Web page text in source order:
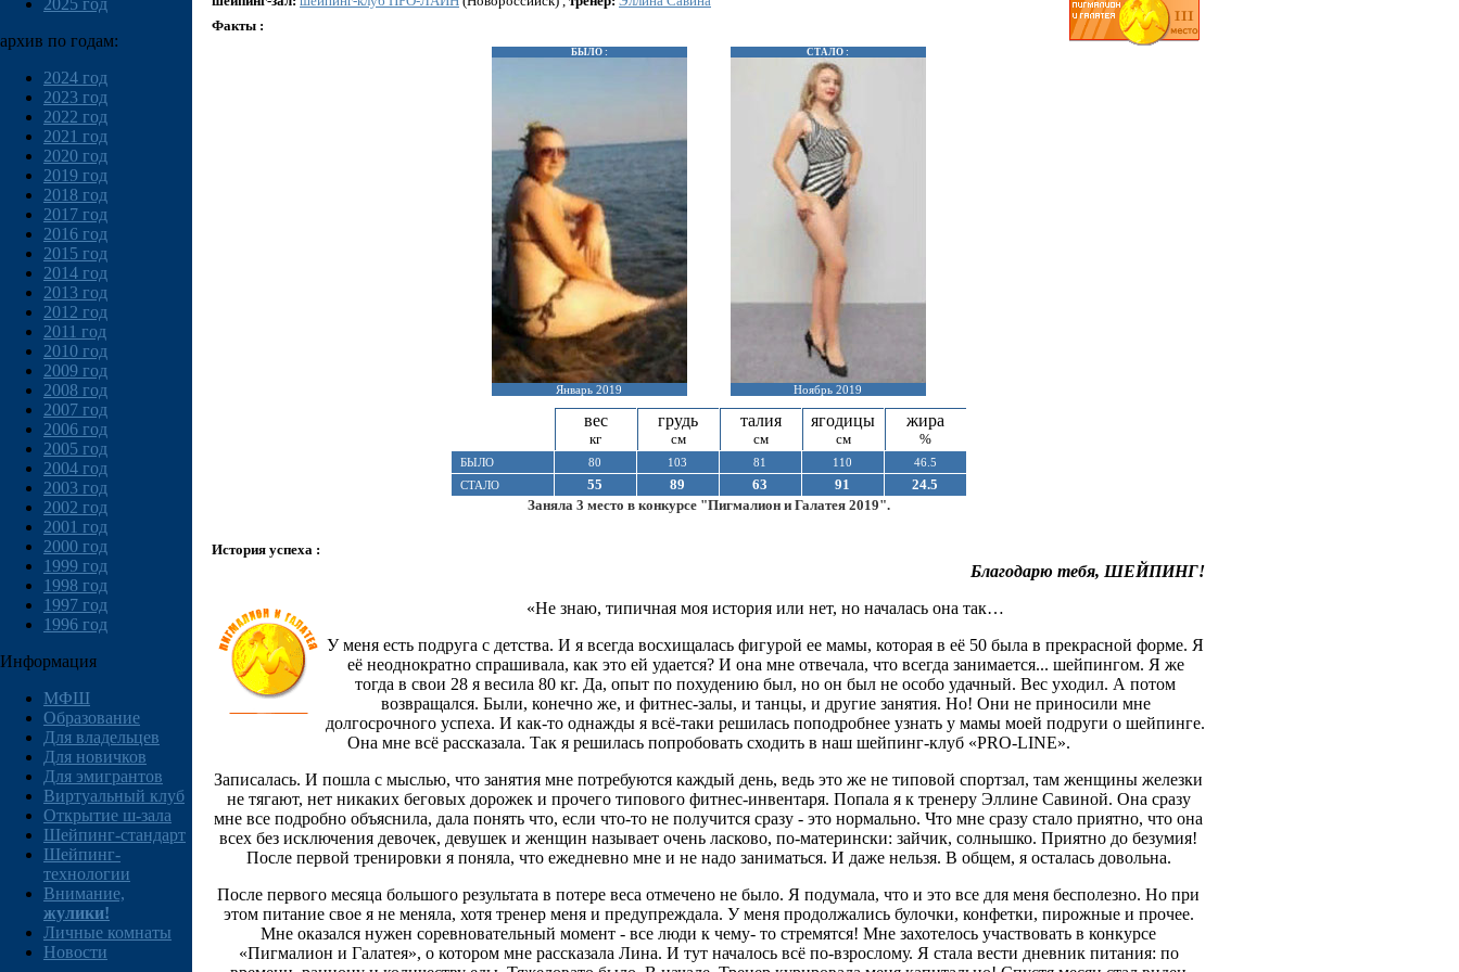
2025 год
архив по годам:
2024 год
2023 год
2022 год
2021 год
2020 год
2019 год
2018 год
2017 год
2016 год
2015 год
2014 год
2013 год
2012 год
2011 год
2010 год
2009 год
2008 год
2007 год
2006 год
2005 год
2004 год
2003 год
2002 год
2001 год
2000 год
1999 год
1998 год
1997 год
1996 год
Информация
МФШ
Образование
Для владельцев
Для новичков
Для эмигрантов
Виртуальный клуб
Открытие ш-зала
Шейпинг-стандарт
Шейпинг-
технологии
Внимание,
жулики!
Личные комнаты
Новости
Факты :
БЫЛО :
Январь 2019
СТАЛО :
Ноябрь 2019
вес
кг
грудь
см
талия
см
ягодицы
см
жира
%
БЫЛО 80 103 81 110
46.5
СТАЛО
55 89 63 91
24.5
Заняла 3 место в конкурсе "Пигмалион и Галатея 2019".
История успеха :
Благодарю тебя, ШЕЙПИНГ!
«Не знаю, типичная моя история или нет, но началась она так…
У меня есть подруга с детства. И я всегда восхищалась фигурой ее мамы, которая в её 50 была в прекрасной форме. Я
её неоднократно спрашивала, как это ей удается? И она мне отвечала, что всегда занимается... шейпингом. Я же
тогда в свои 28 я весила 80 кг. Да, опыт по похудению был, но он был не особо удачный. Вес уходил. А потом
возвращался. Были, конечно же, и фитнес-залы, и танцы, и другие занятия. Но! Они не приносили мне
долгосрочного успеха. И как-то однажды я всё-таки решилась поподробнее узнать у мамы моей подруги о шейпинге.
Она мне всё рассказала. Так я решилась попробовать сходить в наш шейпинг-клуб «PRO-LINE».
Записалась. И пошла с мыслью, что занятия мне потребуются каждый день, ведь это же не типовой спортзал, там женщины железки
не тягают, нет никаких беговых дорожек и прочего типового фитнес-инвентаря. Попала я к тренеру Эллине Савиной. Она сразу
мне все подробно объяснила, дала понять что, если что-то не получится сразу - это нормально. Что мне сразу стало приятно, что она
всех без исключения девочек, девушек и женщин называет очень ласково, по-матерински: зайчик, солнышко. Приятно до безумия!
После первой тренировки я поняла, что ежедневно мне и не надо заниматься. И даже нельзя. В общем, я осталась довольна.
После первого месяца большого результата в потере веса отмечено не было. Я подумала, что и это все для меня бесполезно. Но при
этом питание свое я не меняла, хотя тренер меня и предупреждала. У меня продолжались булочки, конфетки, пирожные и прочее.
Мне оказался нужен соревновательный момент - все люди к чему- то стремятся! Мне захотелось участвовать в конкурсе
«Пигмалион и Галатея», о котором мне рассказала Лина. И тут началось всё по-взрослому. Я стала вести дневник питания: по